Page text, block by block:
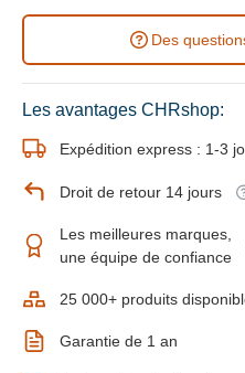
Des
Les avantages CHRshop:
Expédition express : 1-3
Droit de retour 14 jours
Les meilleures marques,
une équipe de confiance
25 000+ produits
Garantie de 1 an